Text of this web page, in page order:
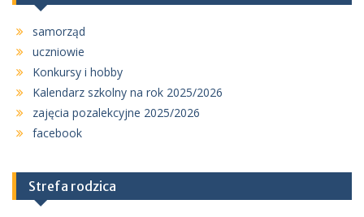
samorząd
uczniowie
Konkursy i hobby
Kalendarz szkolny na rok 2025/2026
zajęcia pozalekcyjne 2025/2026
facebook
Strefa rodzica